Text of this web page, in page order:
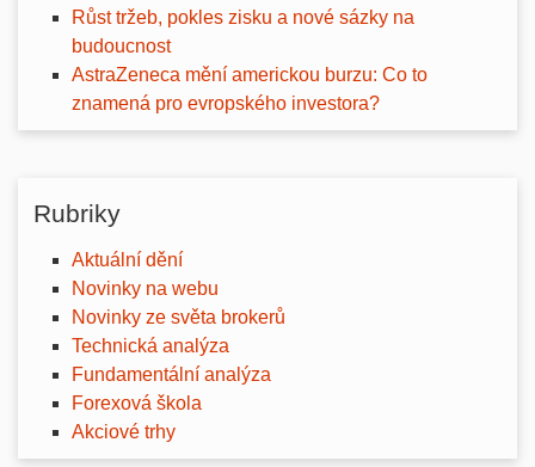
Růst tržeb, pokles zisku a nové sázky na
budoucnost
AstraZeneca mění americkou burzu: Co to
znamená pro evropského investora?
Rubriky
Aktuální dění
Novinky na webu
Novinky ze světa brokerů
Technická analýza
Fundamentální analýza
Forexová škola
Akciové trhy